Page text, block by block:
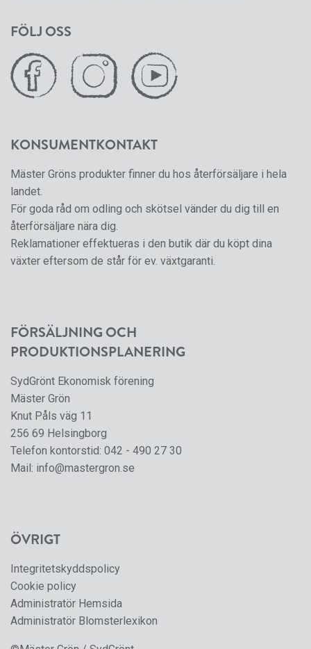
FÖLJ OSS
KONSUMENTKONTAKT
Mäster Gröns produkter finner du hos återförsäljare i hela
landet.
För goda råd om odling och skötsel vänder du dig till en
återförsäljare nära dig.
Reklamationer effektueras i den butik där du köpt dina
växter eftersom de står för ev. växtgaranti.
FÖRSÄLJNING OCH
PRODUKTIONSPLANERING
SydGrönt Ekonomisk förening
Mäster Grön
Knut Påls väg 11
256 69 Helsingborg
Telefon kontorstid: 042 - 490 27 30
Mail: info@mastergron.se
ÖVRIGT
Integritetskyddspolicy
Cookie policy
Administratör Hemsida
Administratör Blomsterlexikon